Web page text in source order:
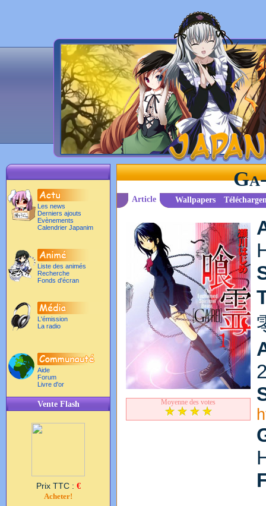
Les news
Derniers ajouts
Evènements
Calendrier Japanim
Liste des animés
Recherche
Fonds d'écran
L'émission
La radio
Aide
Forum
Livre d'or
Vente Flash
Prix TTC : €
Acheter!
Article Wallpapers
Moyenne des votes